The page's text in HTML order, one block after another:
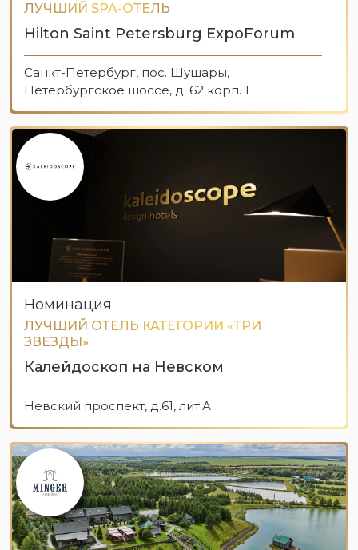
ЛУЧШИЙ SPA-ОТЕЛЬ
Hilton Saint Petersburg ExpoForum
Санкт-Петербург, пос. Шушары,
Петербургское шоссе, д. 62 корп. 1
Номинация
ЛУЧШИЙ ОТЕЛЬ КАТЕГОРИИ «ТРИ
ЗВЕЗДЫ»
Калейдоскоп на Невском
Невский проспект, д.61, лит.А